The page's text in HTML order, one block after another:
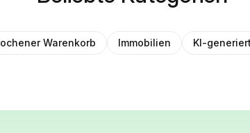
Warenkorb Immobilien KI-